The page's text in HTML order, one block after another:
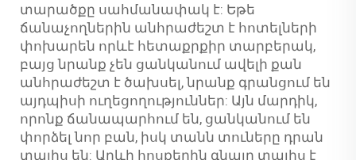
տարածքը սահմանափակ է: Եթե
ճանաչողներին անհրաժեշտ է հոտելների
փոխարեն որևէ հետաքրքիր տարբերակ,
բայց նրանք չեն ցանկանում ավելի քան
անհրաժեշտ է ծախսել, նրանք գրանցում են
այդպիսի ուղեցողություններ: Այն մարդիկ,
որոնք ճանապարհում են, ցանկանում են
փորձել նոր բան, իսկ տանն տուները դրան
տալիս են: Արևի հոսքերին գնալը տալիս է